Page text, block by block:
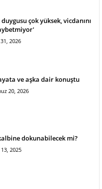
çok yüksek, vicdanını
2026
ve aşka dair konuştu
20, 2026
dokunabilecek mi?
2025